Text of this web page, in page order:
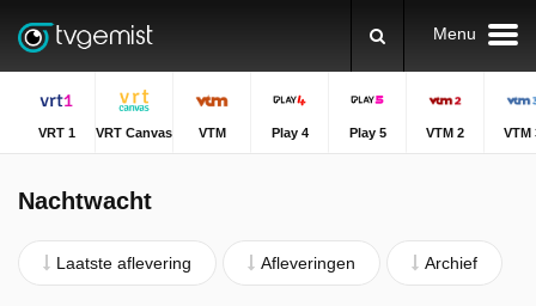
Menu
VRT 1 VRT Canvas VTM Play 4 Play 5 VTM 2 VTM
Nachtwacht
Laatste aflevering Afleveringen Archief